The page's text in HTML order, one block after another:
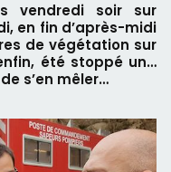
vendredi soir sur
en fin d’après-midi
de végétation sur
été stoppé un…
s’en mêler…